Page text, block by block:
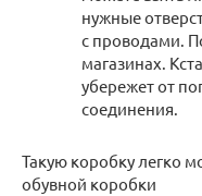
нужные
с проводами.
магазинах.
убережет от
соединения.
Такую коробку легко
обувной коробки